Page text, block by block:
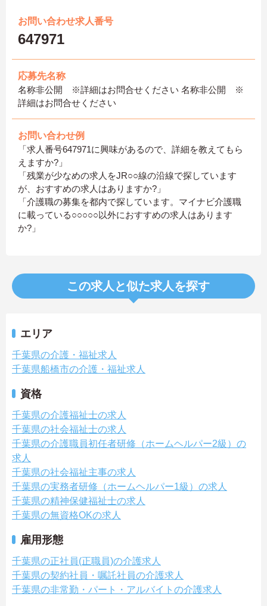
お問い合わせ求人番号
647971
応募先名称
名称非公開 ※詳細はお問合せください 名称非公開 ※
詳細はお問合せください
お問い合わせ例
「求人番号647971に興味があるので、詳細を教えてもら
えますか?」
「残業が少なめの求人をJR○○線の沿線で探しています
が、おすすめの求人はありますか?」
「介護職の募集を都内で探しています。マイナビ介護職
に載っている○○○○○以外におすすめの求人はあります
か?」
この求人と似た求人を探す
エリア
千葉県の介護・福祉求人
千葉県船橋市の介護・福祉求人
資格
千葉県の介護福祉士の求人
千葉県の社会福祉士の求人
千葉県の介護職員初任者研修（ホームヘルパー2級）の
求人
千葉県の社会福祉主事の求人
千葉県の実務者研修（ホームヘルパー1級）の求人
千葉県の精神保健福祉士の求人
千葉県の無資格OKの求人
雇用形態
千葉県の正社員(正職員)の介護求人
千葉県の契約社員・嘱託社員の介護求人
千葉県の非常勤・パート・アルバイトの介護求人